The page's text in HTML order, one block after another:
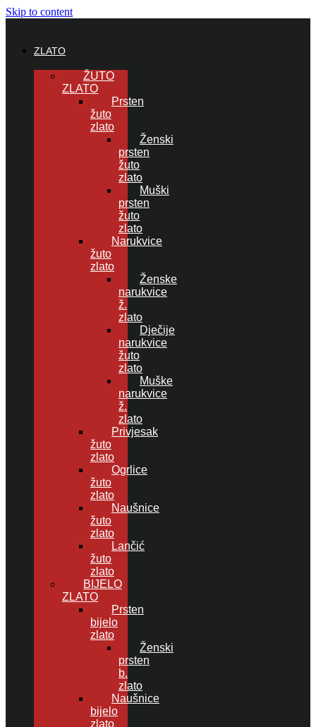
Skip to content
ZLATO
ŽUTO
ZLATO
Prsten
žuto
zlato
Ženski
prsten
žuto
zlato
Muški
prsten
žuto
zlato
Narukvice
žuto
zlato
Ženske
narukvice
ž.
zlato
Dječije
narukvice
žuto
zlato
Muške
narukvice
ž.
zlato
Privjesak
žuto
zlato
Ogrlice
žuto
zlato
Naušnice
žuto
zlato
Lančić
žuto
zlato
BIJELO
ZLATO
Prsten
bijelo
zlato
Ženski
prsten
b.
zlato
Naušnice
bijelo
zlato